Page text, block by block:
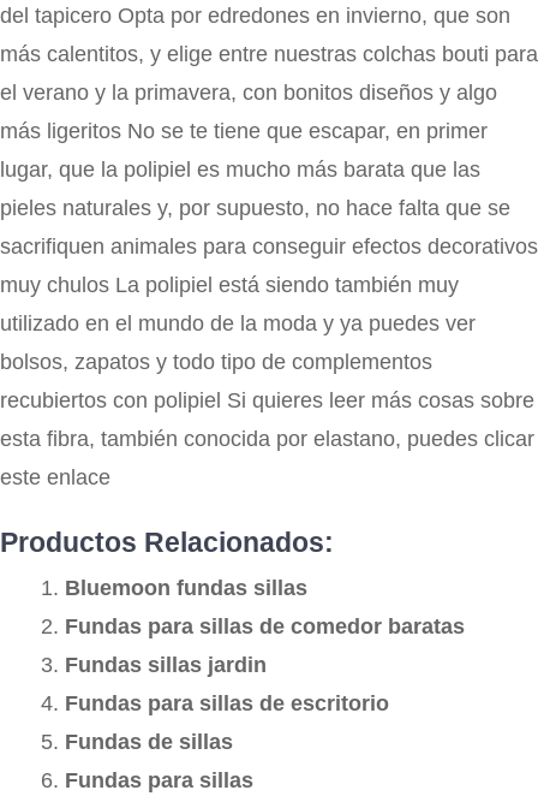
del tapicero Opta por edredones en invierno, que son
más calentitos, y elige entre nuestras colchas bouti para
el verano y la primavera, con bonitos diseños y algo
más ligeritos No se te tiene que escapar, en primer
lugar, que la polipiel es mucho más barata que las
pieles naturales y, por supuesto, no hace falta que se
sacrifiquen animales para conseguir efectos decorativos
muy chulos La polipiel está siendo también muy
utilizado en el mundo de la moda y ya puedes ver
bolsos, zapatos y todo tipo de complementos
recubiertos con polipiel Si quieres leer más cosas sobre
esta fibra, también conocida por elastano, puedes clicar
este enlace
Productos Relacionados:
Bluemoon fundas sillas
Fundas para sillas de comedor baratas
Fundas sillas jardin
Fundas para sillas de escritorio
Fundas de sillas
Fundas para sillas